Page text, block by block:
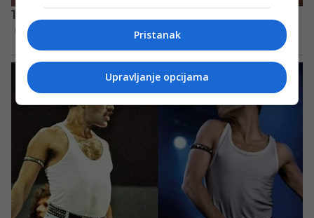
Pristanak
Upravljanje opcijama